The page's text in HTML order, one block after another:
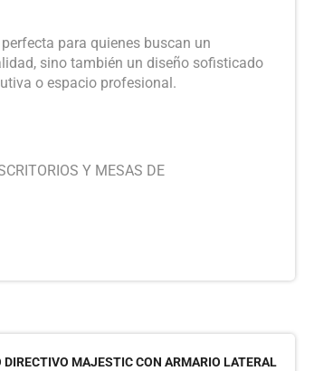
para quienes buscan un
sino también un diseño sofisticado
o espacio profesional.
Y MESAS DE
DIRECTIVO MAJESTIC CON ARMARIO LATERAL